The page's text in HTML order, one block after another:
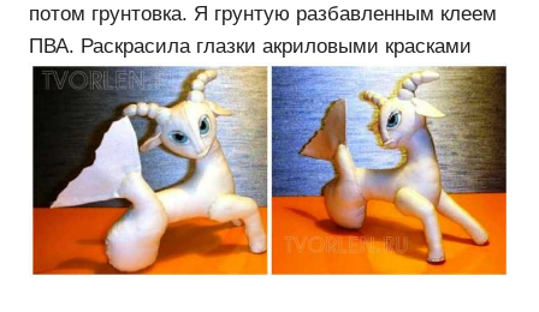
потом грунтовка. Я грунтую разбавленным клеем
ПВА. Раскрасила глазки акриловыми красками